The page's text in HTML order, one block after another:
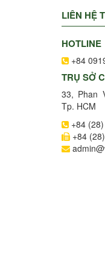
LIÊN HỆ
HOTLINE
+84
TRỤ SỞ
33, Phan
Tp. HCM
+84
+84